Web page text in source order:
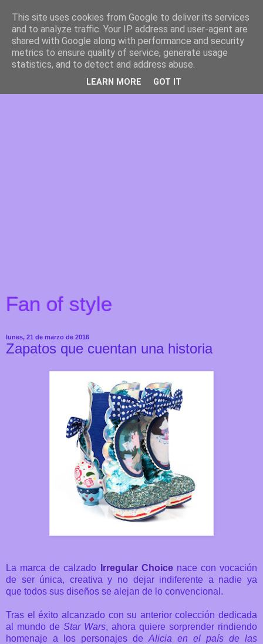
Fan of style
lunes, 21 de marzo de 2016
Zapatos que cuentan una historia
La marca de calzado Irregular Choicenace con vocación
de ser única, creativa y no dejar indiferente a nadie ya
que todos sus diseños se alejan de lo convencional.
Tras el
éxito alcanzado con su anterior colección dedicada
al mundo de Star Wars, ahora quiere sorprender rindiendo
homenaje a los personajes de Alicia en el país de las
This site uses cookies from Google to deliver its services
and to analyze traffic. Your IP address and user-agent are
shared with Google along with performance and security
metrics to ensure quality of service, generate usage
statistics, and to detect and address abuse.
LEARN MORE GOT IT